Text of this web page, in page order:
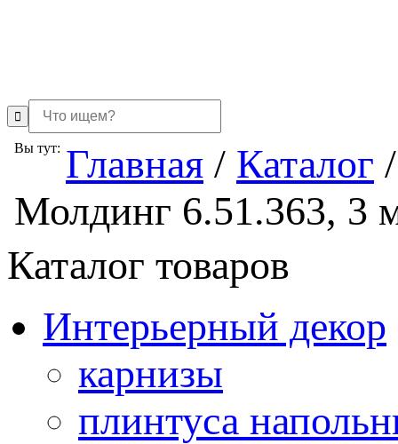
Вы тут: Главная / Каталог /
Молдинг 6.51.363, 3
Каталог товаров
Интерьерный декор
карнизы
плинтуса